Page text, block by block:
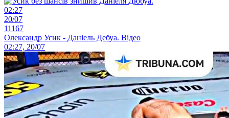
02:27
20/07
11167
Олександр Усик - Даніель Дебуа. Відео
02:27, 20/07